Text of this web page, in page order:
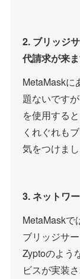
2. ブリッジ
代請求が来
MetaMaskに
題ないです
を使用する
くれぐれも
気をつけま
3. ネットワ
MetaMaskで
ブリッジサ
Zyptoのよう
ビスが実装